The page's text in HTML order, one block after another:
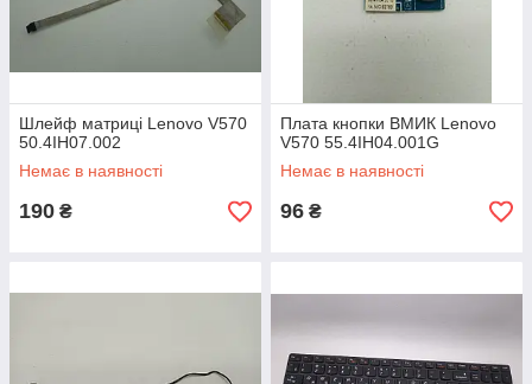
Шлейф матриці Lenovo V570
50.4IH07.002
Немає в наявності
190 ₴
Плата кнопки ВМИК Lenovo
V570 55.4IH04.001G
Немає в наявності
96 ₴